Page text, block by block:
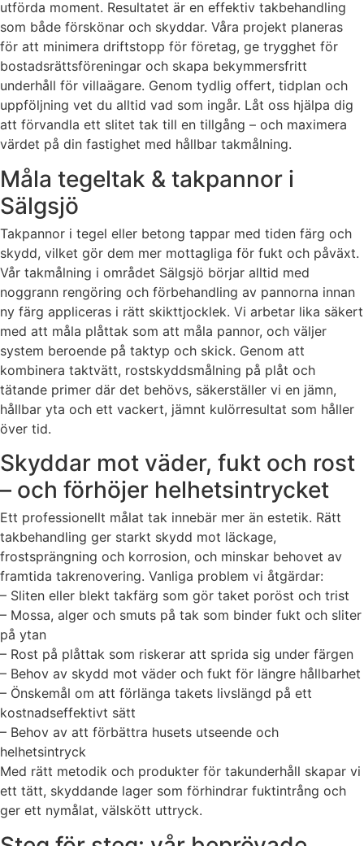
utförda moment. Resultatet är en effektiv takbehandling
som både förskönar och skyddar. Våra projekt planeras
för att minimera driftstopp för företag, ge trygghet för
bostadsrättsföreningar och skapa bekymmersfritt
underhåll för villaägare. Genom tydlig offert, tidplan och
uppföljning vet du alltid vad som ingår. Låt oss hjälpa dig
att förvandla ett slitet tak till en tillgång – och maximera
värdet på din fastighet med hållbar takmålning.
Måla tegeltak & takpannor i
Sälgsjö
Takpannor i tegel eller betong tappar med tiden färg och
skydd, vilket gör dem mer mottagliga för fukt och påväxt.
Vår takmålning i området Sälgsjö börjar alltid med
noggrann rengöring och förbehandling av pannorna innan
ny färg appliceras i rätt skikttjocklek. Vi arbetar lika säkert
med att måla plåttak som att måla pannor, och väljer
system beroende på taktyp och skick. Genom att
kombinera taktvätt, rostskyddsmålning på plåt och
tätande primer där det behövs, säkerställer vi en jämn,
hållbar yta och ett vackert, jämnt kulörresultat som håller
över tid.
Skyddar mot väder, fukt och rost
– och förhöjer helhetsintrycket
Ett professionellt målat tak innebär mer än estetik. Rätt
takbehandling ger starkt skydd mot läckage,
frostsprängning och korrosion, och minskar behovet av
framtida takrenovering. Vanliga problem vi åtgärdar:
– Sliten eller blekt takfärg som gör taket poröst och trist
– Mossa, alger och smuts på tak som binder fukt och sliter
på ytan
– Rost på plåttak som riskerar att sprida sig under färgen
– Behov av skydd mot väder och fukt för längre hållbarhet
– Önskemål om att förlänga takets livslängd på ett
kostnadseffektivt sätt
– Behov av att förbättra husets utseende och
helhetsintryck
Med rätt metodik och produkter för takunderhåll skapar vi
ett tätt, skyddande lager som förhindrar fuktintrång och
ger ett nymålat, välskött uttryck.